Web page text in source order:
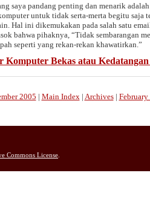
saya pandang penting dan menarik
untuk tidak serta-merta begitu saja
Hal ini dikemukakan pada salah satu
bahwa pihaknya,
Tidak sembarangan
seperti yang rekan-rekan khawatirkan.
Komputer Bekas atau
2005 | Main Index| Archives|
Commons License.